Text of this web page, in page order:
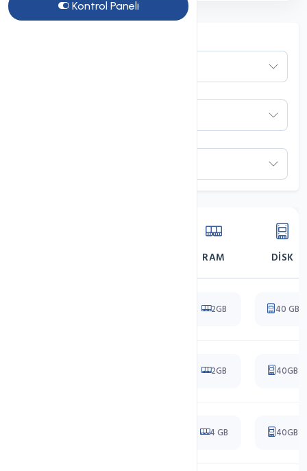
Kontrol Paneli
RAM DISK
2GB 40 GB
2GB 40GB
4 GB 40GB